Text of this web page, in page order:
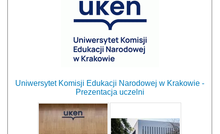
Uniwersytet Komisji Edukacji Narodowej w Krakowie -
Prezentacja uczelni